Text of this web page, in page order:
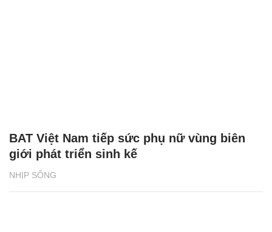
NHỊP SỐNG
BAT Việt Nam tiếp sức phụ nữ vùng biên
giới phát triển sinh kế